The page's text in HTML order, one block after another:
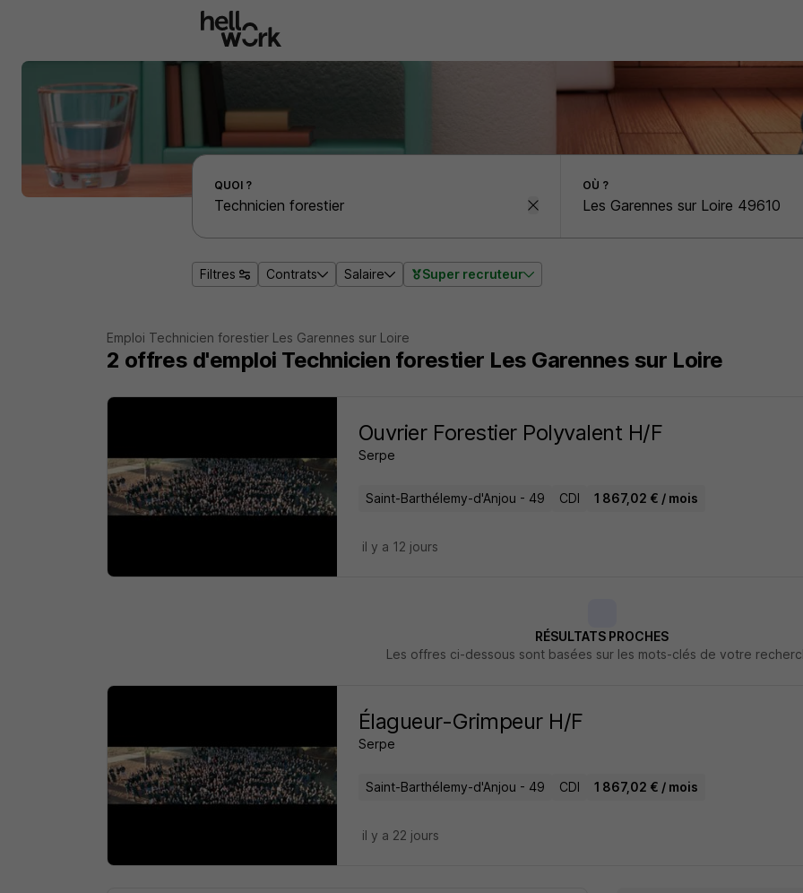
Effectuer une recherche d'emploi par localité
QUOI ? OÙ ?
Filtres Contrats Salaire Super recruteur
Emploi Technicien forestier Les Garennes sur Loire
2 offres d'emploi Technicien forestier Les Garennes sur Loire
Ouvrier Forestier Polyvalent H/F
Serpe
Saint-Barthélemy-d'Anjou - 49 CDI 1 867,02 € / mois
il y a 12 jours
RÉSULTATS PROCHES
Les offres ci-dessous sont basées sur les mots-clés de votre
Élagueur-Grimpeur H/F
Serpe
Saint-Barthélemy-d'Anjou - 49 CDI 1 867,02 € / mois
il y a 22 jours